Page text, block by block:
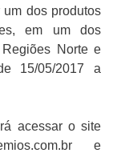
dos produtos
em um dos
Norte e
15/05/2017 a
acessar o site
e